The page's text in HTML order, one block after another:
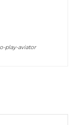
play-aviator